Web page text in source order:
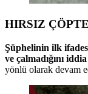
HIRSIZ
Şüphelinin ilk
ve çalmadığını
yönlü olarak devam